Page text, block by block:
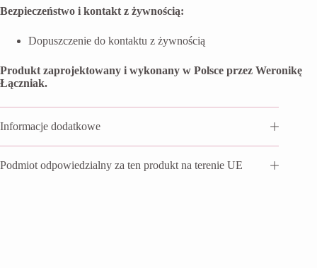
Bezpieczeństwo i kontakt z żywnością:
Dopuszczenie do kontaktu z żywnością
Produkt zaprojektowany i wykonany w Polsce przez Weronikę
Łączniak.
Informacje dodatkowe
Podmiot odpowiedzialny za ten produkt na terenie UE